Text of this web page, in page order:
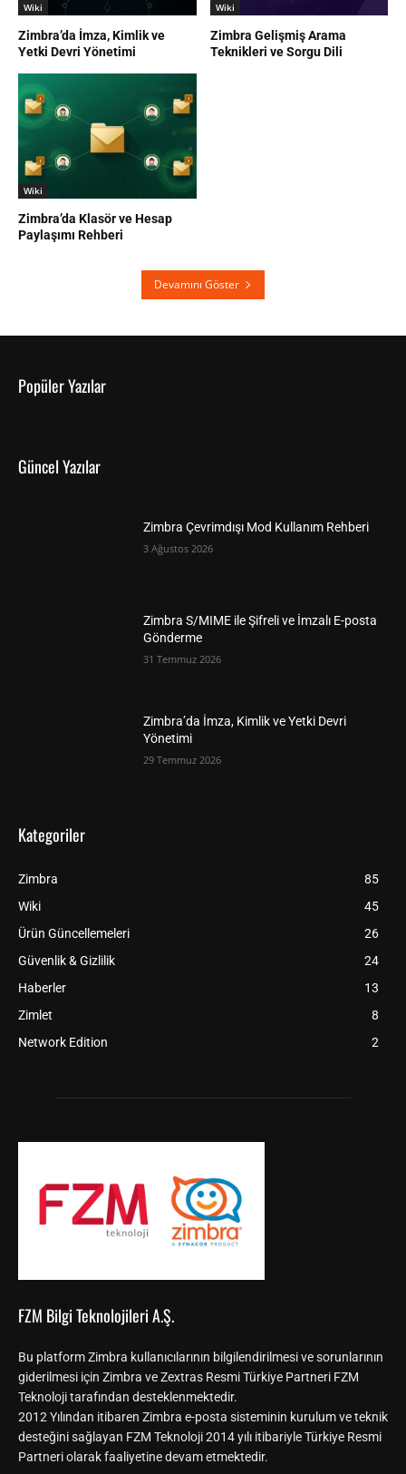
Wiki
Zimbra’da İmza, Kimlik ve
Yetki Devri Yönetimi
Wiki
Zimbra Gelişmiş Arama
Teknikleri ve Sorgu Dili
Wiki
Zimbra’da Klasör ve Hesap
Paylaşımı Rehberi
Devamını Göster
Popüler Yazılar
Güncel Yazılar
Zimbra Çevrimdışı Mod Kullanım Rehberi
3 Ağustos 2026
Zimbra S/MIME ile Şifreli ve İmzalı E-posta
Gönderme
31 Temmuz 2026
Zimbra’da İmza, Kimlik ve Yetki Devri
Yönetimi
29 Temmuz 2026
Kategoriler
Zimbra
85
Wiki
45
Ürün Güncellemeleri
26
Güvenlik & Gizlilik
24
Haberler
13
Zimlet
8
Network Edition
2
FZM Bilgi Teknolojileri A.Ş.
Bu platform Zimbra kullanıcılarının bilgilendirilmesi ve sorunlarının
giderilmesi için Zimbra ve Zextras Resmi Türkiye Partneri FZM
Teknoloji tarafından desteklenmektedir.
2012 Yılından itibaren Zimbra e-posta sisteminin kurulum ve teknik
desteğini sağlayan FZM Teknoloji 2014 yılı itibariyle Türkiye Resmi
Partneri olarak faaliyetine devam etmektedir.